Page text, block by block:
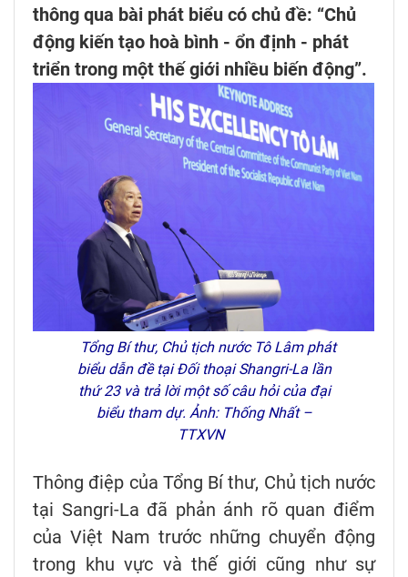
thông qua bài phát biểu có chủ đề: “Chủ
động kiến tạo hoà bình - ổn định - phát
triển trong một thế giới nhiều biến động”.
Tổng Bí thư, Chủ tịch nước Tô Lâm phát
biểu dẫn đề tại Đối thoại Shangri-La lần
thứ 23 và trả lời một số câu hỏi của đại
biểu tham dự. Ảnh: Thống Nhất –
TTXVN
Thông điệp của Tổng Bí thư, Chủ tịch nước
tại Sangri-La đã phản ánh rõ quan điểm
của Việt Nam trước những chuyển động
trong khu vực và thế giới cũng như sự